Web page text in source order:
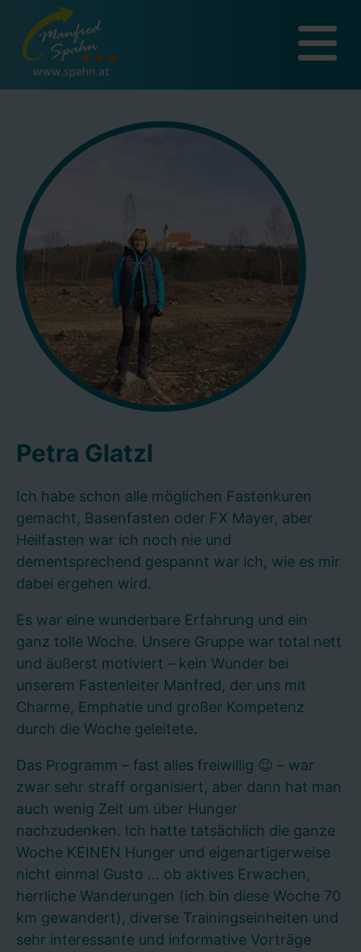
Petra Glatzl
Ich habe schon alle möglichen Fastenkuren
gemacht, Basenfasten oder FX Mayer, aber
Heilfasten war ich noch nie und
dementsprechend gespannt war ich, wie es mir
dabei ergehen wird.
Es war eine wunderbare Erfahrung und ein
ganz tolle Woche. Unsere Gruppe war total nett
und äußerst motiviert – kein Wunder bei
unserem Fastenleiter Manfred, der uns mit
Charme, Emphatie und großer Kompetenz
durch die Woche geleitete.
Das Programm – fast alles freiwillig 😉 – war
zwar sehr straff organisiert, aber dann hat man
auch wenig Zeit um über Hunger
nachzudenken. Ich hatte tatsächlich die ganze
Woche KEINEN Hunger und eigenartigerweise
nicht einmal Gusto … ob aktives Erwachen,
herrliche Wanderungen (ich bin diese Woche 70
km gewandert), diverse Trainingseinheiten und
sehr interessante und informative Vorträge